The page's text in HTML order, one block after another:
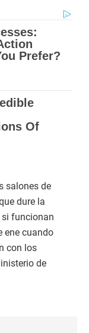
salones de
dure la
si funcionan
ene cuando
con los
de